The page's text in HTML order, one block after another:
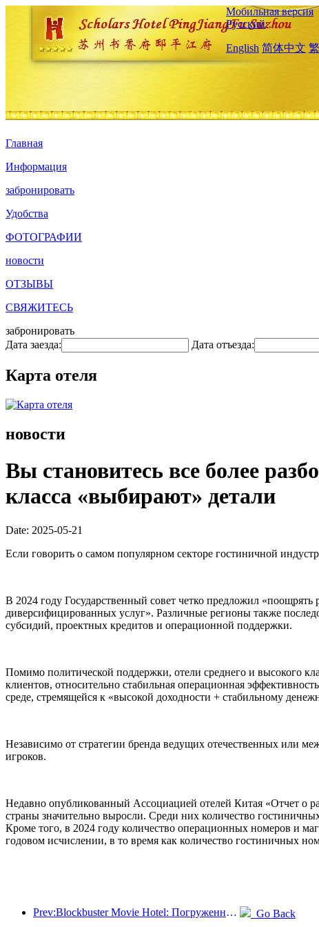
Мобильная версия
Русский
English 简体中文
Главная
Информация
забронировать
Удобства
ФОТОГРАФИИ
новости
ОТЗЫВЫ
СВЯЖИТЕСЬ
забронировать
Дата заезда:
Дата отъезда:
Карта отеля
новости
Вы становитесь все более
класса «выбирают» детали
Date: 2025-05-21
Если говорить о самом популярном секторе гостиничной
В 2024 году Государственный совет четко предложил
диверсифицированных услуг». Различные регионы также
субсидий, проектных кредитов и операционной поддержки.
Помимо политической поддержки, отели среднего и высокого
клиентов, относительно стабильная операционная
среде, стремящейся к «высокой доходности + стабильному
Независимо от стратегии бренда ведущих отечественных или
игроков.
Недавно опубликованный Ассоциацией отелей Китая «Отчет о
страны значительно выросли. Среди них количество
Кроме того, в 2024 году количество операционных номеров и
годовом исчислении, в то время как количество гостиничных
Prev:Blockbuster Movie Hotel: Погруженный в путешествие света и тени, Blockbuster Movie Hotel определяет новый опыт путешествий Go Back